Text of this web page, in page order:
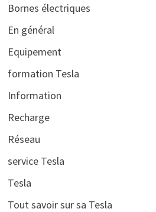
Bornes électriques
En général
Equipement
formation Tesla
Information
Recharge
Réseau
service Tesla
Tesla
Tout savoir sur sa Tesla